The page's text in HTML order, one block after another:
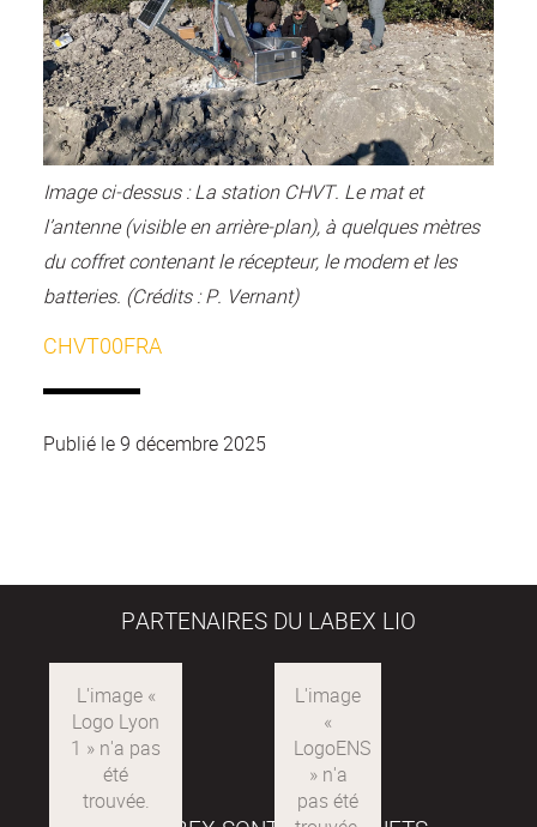
Image ci-dessus : La station CHVT. Le mat et
l’antenne (visible en arrière-plan), à quelques mètres
du coffret contenant le récepteur, le modem et les
batteries. (Crédits : P. Vernant)
CHVT00FRA
Publié le 9 décembre 2025
PARTENAIRES DU LABEX LIO
Logo
Lyon
LogoENS